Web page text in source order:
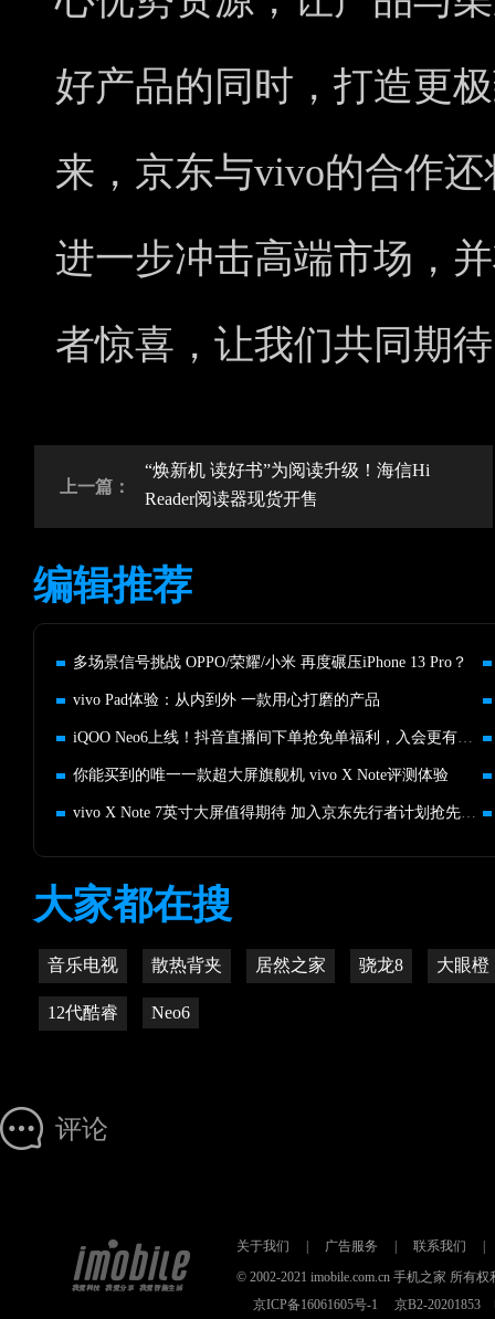
好产品的同时，打造更
来，京东与vivo的合作
进一步冲击高端市场，
者惊喜，让我们共同期
上一篇：
“焕新机 读好书”为阅读升级！海信Hi
Reader阅读器现货开售
编辑推荐
多场景信号挑战 OPPO/荣耀/小米 再度碾压iPhone 13 Pro？
vivo Pad体验：从内到外 一款用心打磨的产品
iQOO Neo6上线！抖音直播间下单抢免单福利，入会更有超多惊喜
你能买到的唯一一款超大屏旗舰机 vivo X Note评测体验
vivo X Note 7英寸大屏值得期待 加入京东先行者计划抢先发货
大家都在搜
音乐电视 散热背夹 居然之家 骁龙8 大眼橙
12代酷睿 Neo6
评论
关于我们 广告服务 联系我们
© 2002-2021 imobile.com.cn 手机之家 所有
京ICP备16061605号-1
京B2-20201853